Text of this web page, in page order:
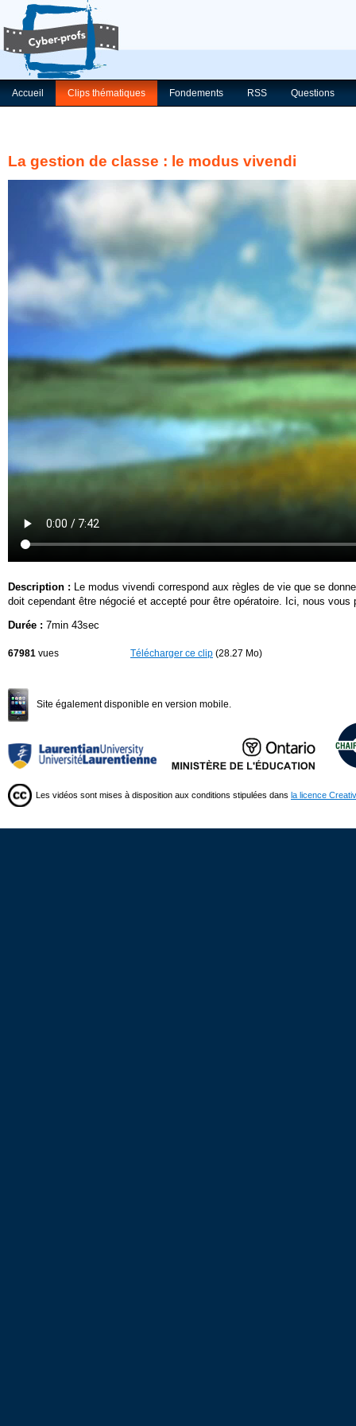
Accueil Clips thématiques Fondements RSS Questions
La gestion de classe : le modus vivendi
Description : Le modus vivendi correspond aux règles de vie que se
doit cependant être négocié et accepté pour être opératoire. Ici, nous
Durée : 7min 43sec
67981 vues Télécharger ce clip (28.27 Mo)
Site également disponible en version mobile.
Les vidéos sont mises à disposition aux conditions stipulées dans la licence